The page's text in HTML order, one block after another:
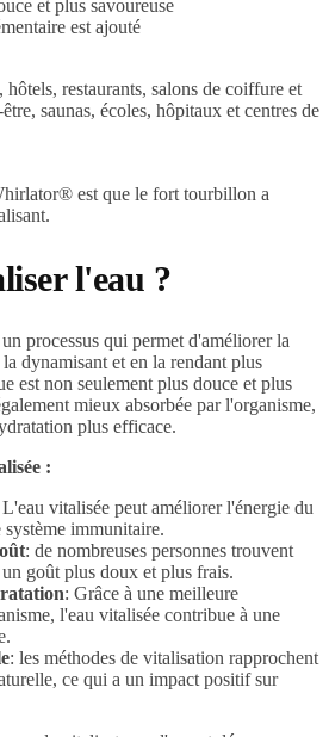
et plus savoureuse
est ajouté
hôtels, restaurants, salons de coiffure et
saunas, écoles, hôpitaux et centres de
est que le fort tourbillon a
l'eau ?
processus qui permet d'améliorer la
dynamisant et en la rendant plus
est non seulement plus douce et plus
mieux absorbée par l'organisme,
plus efficace.
:
L'eau vitalisée peut améliorer l'énergie du
immunitaire.
: de nombreuses personnes trouvent
goût plus doux et plus frais.
: Grâce à une meilleure
l'eau vitalisée contribue à une
: les méthodes de vitalisation rapprochent
ce qui a un impact positif sur